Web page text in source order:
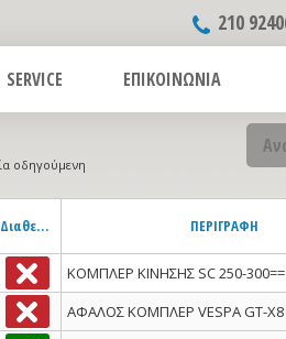
210
SERVICE ΕΠΙΚΟΙΝΩΝΙΑ
οδηγούμενη
Διαθεσιμότητα ΠΕΡΙΓΡΑΦΗ
ΚΟΜΠΛΕΡ ΚΙΝΗΣΗΣ SC 250-
ΑΦΑΛΟΣ ΚΟΜΠΛΕΡ VESPA GT-X8